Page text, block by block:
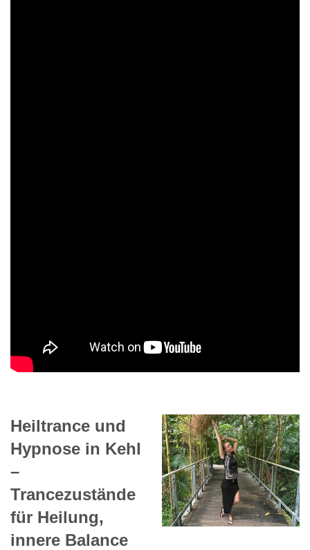
Heiltrance und
Hypnose in Kehl
–
Trancezustände
für Heilung,
innere Balance